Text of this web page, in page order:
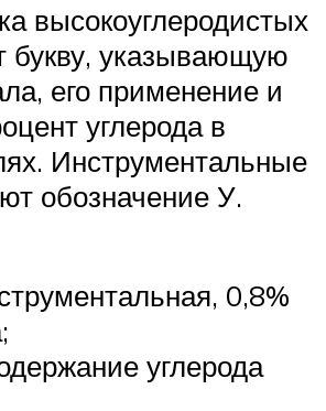
высокоуглеродистых
букву, указывающую
его применение и
углерода в
Инструментальные
обозначение У.
0,8%
углерода